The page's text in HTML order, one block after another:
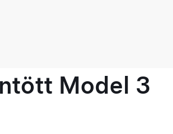
Model 3